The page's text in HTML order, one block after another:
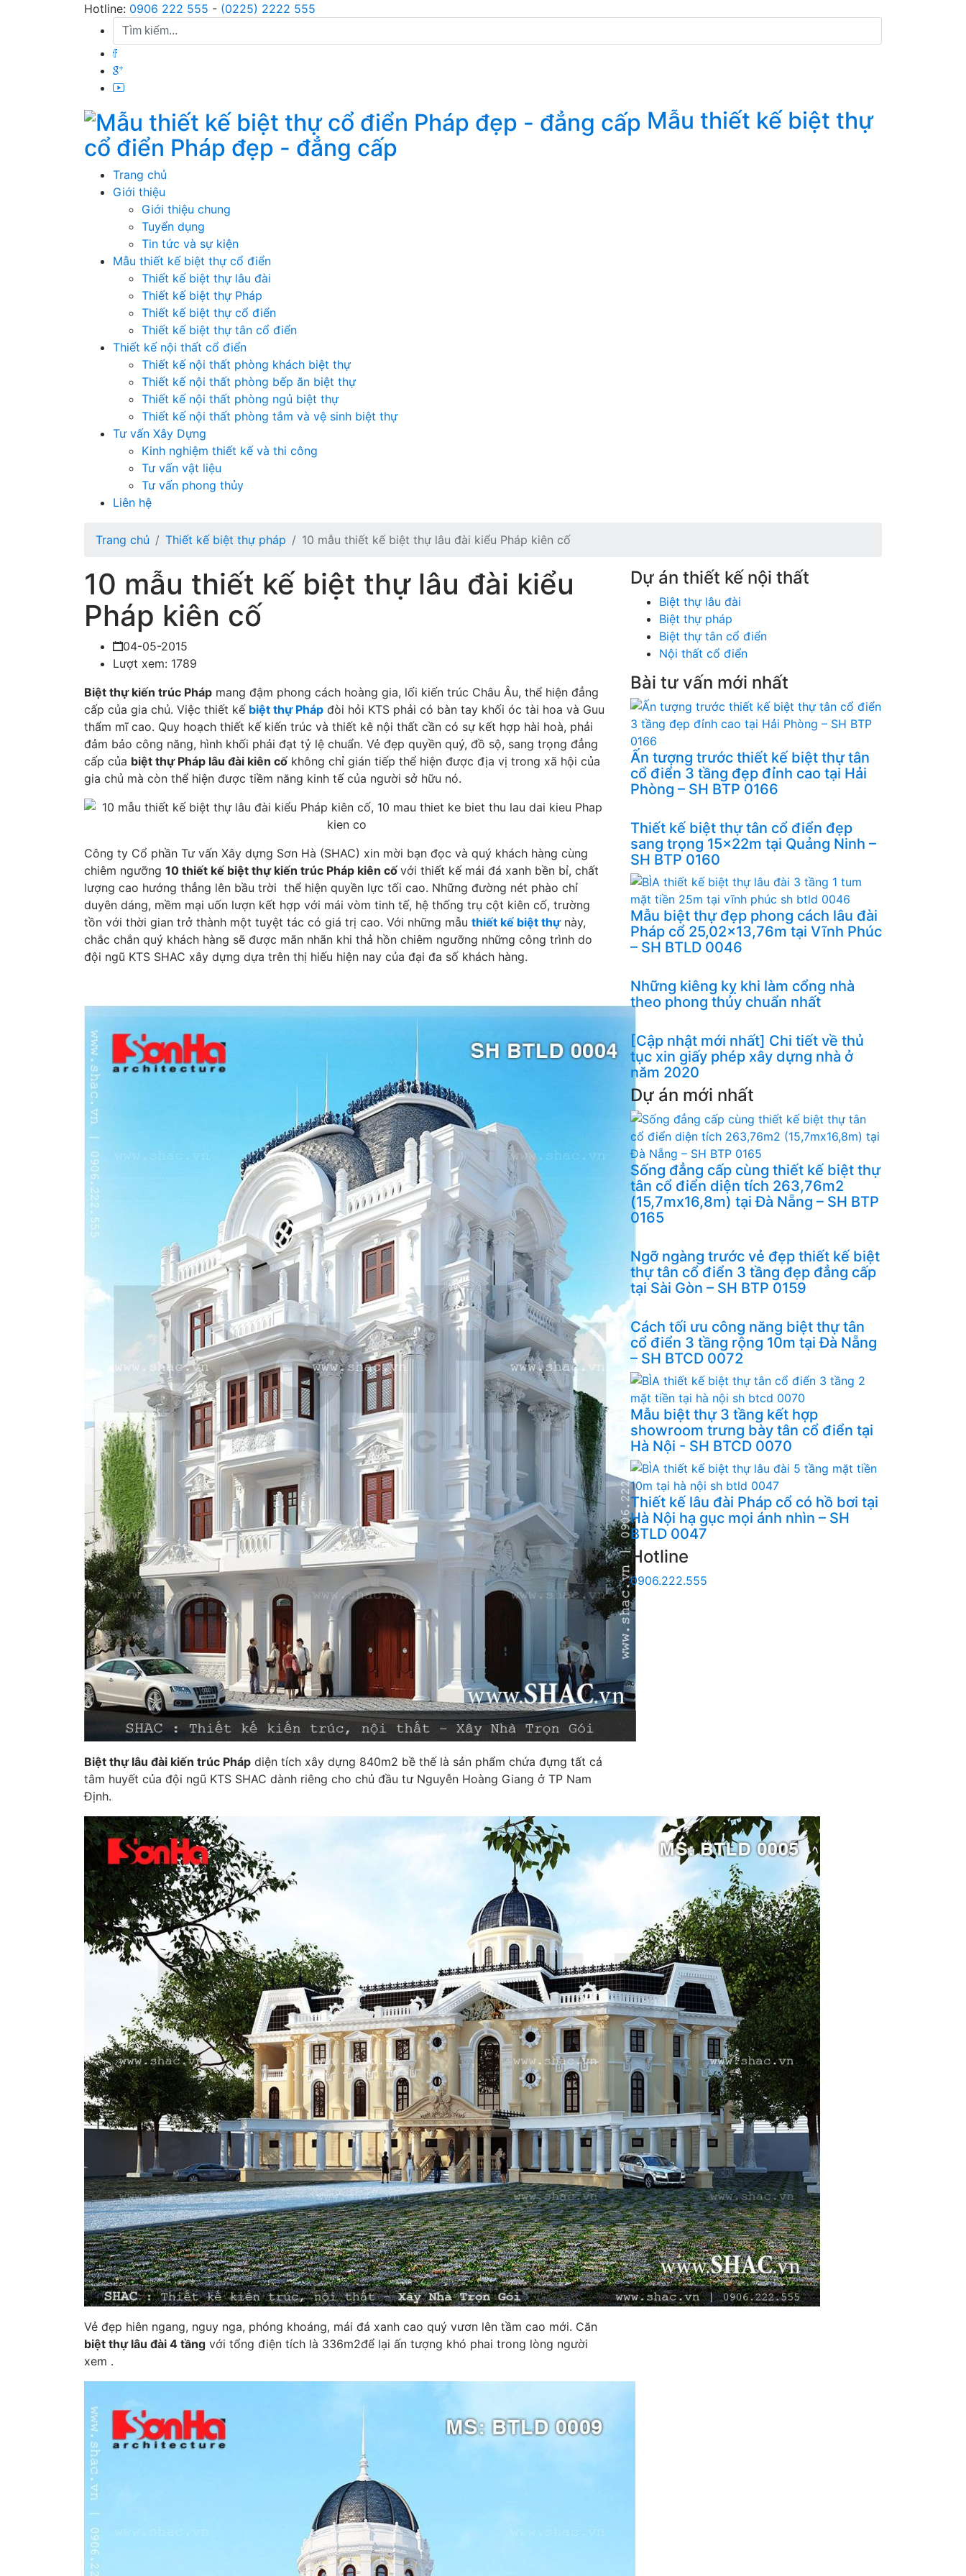
Hotline: 0906 222 555 - (0225) 2222 555
Mẫu thiết kế biệt thự
cổ điển Pháp đẹp - đẳng cấp
Trang chủ
Giới thiệu
Giới thiệu chung
Tuyển dụng
Tin tức và sự kiện
Mẫu thiết kế biệt thự cổ điển
Thiết kế biệt thự lâu đài
Thiết kế biệt thự Pháp
Thiết kế biệt thự cổ điển
Thiết kế biệt thự tân cổ điển
Thiết kế nội thất cổ điển
Thiết kế nội thất phòng khách biệt thự
Thiết kế nội thất phòng bếp ăn biệt thự
Thiết kế nội thất phòng ngủ biệt thự
Thiết kế nội thất phòng tắm và vệ sinh biệt thự
Tư vấn Xây Dựng
Kinh nghiệm thiết kế và thi công
Tư vấn vật liệu
Tư vấn phong thủy
Liên hệ
Trang chủ Thiết kế biệt thự pháp 10 mẫu thiết kế biệt thự lâu đài kiểu Pháp kiên cố
10 mẫu thiết kế biệt thự lâu đài kiểu
Pháp kiên cố
04-05-2015
Lượt xem: 1789
Biệt thựkiến trúc Pháp mang đậm phong cách hoàng gia, lối kiến trúc Châu Âu, thể hiện đẳng
cấp của gia chủ. Việc thiết kế biệt thự Pháp đòi hỏi KTS phải có bàn tay khối óc tài hoa và Guu
thẩm mĩ cao. Quy hoạch thiết kế kiến trúc và thiết kê nội thất cần có sự kết hợp hài hoà, phải
đảm bảo công năng, hình khối phải đạt tỷ lệ chuẩn. Vẻ đẹp quyền quý, đồ sộ, sang trọng đẳng
cấp của biệt thự Pháp lâu đài kiên cốkhông chỉ gián tiếp thể hiện được địa vị trong xã hội của
gia chủ mà còn thể hiện được tiềm năng kinh tế của người sở hữu nó.
Công ty Cổ phần Tư vấn Xây dựng Sơn Hà (SHAC) xin mời bạn đọc và quý khách hàng cùng
chiêm ngưỡng 10 thiết kế biệt thự kiến trúc Pháp kiên cốvới thiết kế mái đá xanh bền bỉ, chất
lượng cao hướng thẳng lên bầu trời thể hiện quyền lực tối cao. Những đường nét phào chỉ
duyên dáng, mềm mại uốn lượn kết hợp với mái vòm tinh tế, hệ thống trụ cột kiên cố, trường
tồn với thời gian trở thành một tuyệt tác có giá trị cao. Với những mẫu thiết kế biệt thựnày,
chắc chắn quý khách hàng sẽ được mãn nhãn khi thả hồn chiêm ngưỡng những công trình do
đội ngũ KTS SHAC xây dựng dựa trên thị hiếu hiện nay của đại đa số khách hàng.
Biệt thự lâu đài kiến trúc Pháp diện tích xây dựng 840m2 bề thế là sản phẩm chứa đựng tất cả
tâm huyết của đội ngũ KTS SHAC dành riêng cho chủ đầu tư Nguyễn Hoàng Giang ở TP Nam
Định.
Vẻ đẹp hiên ngang, nguy nga, phóng khoáng, mái đá xanh cao quý vươn lên tầm cao mới. Căn
biệt thự lâu đài 4 tầng với tổng điện tích là 336m2để lại ấn tượng khó phai trong lòng người
xem .
Dự án thiết kế nội thất
Biệt thự lâu đài
Biệt thự pháp
Biệt thự tân cổ điển
Nội thất cổ điển
Bài tư vấn mới nhất
Ấn tượng trước thiết kế biệt thự tân
cổ điển 3 tầng đẹp đỉnh cao tại Hải
Phòng – SH BTP 0166
Thiết kế biệt thự tân cổ điển đẹp
sang trọng 15x22m tại Quảng Ninh –
SH BTP 0160
Mẫu biệt thự đẹp phong cách lâu đài
Pháp cổ 25,02x13,76m tại Vĩnh Phúc
– SH BTLD 0046
Những kiêng kỵ khi làm cổng nhà
theo phong thủy chuẩn nhất
[Cập nhật mới nhất] Chi tiết về thủ
tục xin giấy phép xây dựng nhà ở
năm 2020
Dự án mới nhất
Sống đẳng cấp cùng thiết kế biệt thự
tân cổ điển diện tích 263,76m2
(15,7mx16,8m) tại Đà Nẵng – SH BTP
0165
Ngỡ ngàng trước vẻ đẹp thiết kế biệt
thự tân cổ điển 3 tầng đẹp đẳng cấp
tại Sài Gòn – SH BTP 0159
Cách tối ưu công năng biệt thự tân
cổ điển 3 tầng rộng 10m tại Đà Nẵng
– SH BTCD 0072
Mẫu biệt thự 3 tầng kết hợp
showroom trưng bày tân cổ điển tại
Hà Nội - SH BTCD 0070
Thiết kế lâu đài Pháp cổ có hồ bơi tại
Hà Nội hạ gục mọi ánh nhìn – SH
BTLD 0047
Hotline
0906.222.555